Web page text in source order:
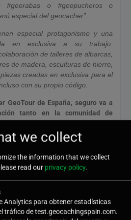
#georabas o #geopucheros o
especial del geocacher”.
especial protagonismo y una
en exclusiva a su trabajo.
de talleres de albarcas,
de madera, esculturas de hierro,
creadas en exclusiva para el
con su propio código.
GeoTour de España, seguro va a
tanto en la comunidad de
de la zona sabe de la movida
Y es más, ¿de alguna manera son
del geotour?
desde el principio
a la gente
activa del proyecto. El trabajo
sido únicamente esconder los
no también hablar con la gente y
we collect
the information that we collect
read our privacy policy.
Analytics para obtener estadísticas
tráfico de test.geocachingspain.com.